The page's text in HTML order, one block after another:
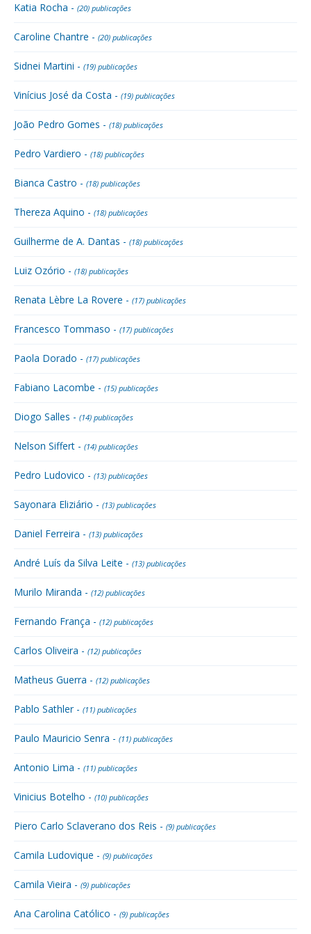
Katia Rocha - (20) publicações
Caroline Chantre - (20) publicações
Sidnei Martini - (19) publicações
Vinícius José da Costa - (19) publicações
João Pedro Gomes - (18) publicações
Pedro Vardiero - (18) publicações
Bianca Castro - (18) publicações
Thereza Aquino - (18) publicações
Guilherme de A. Dantas - (18) publicações
Luiz Ozório - (18) publicações
Renata Lèbre La Rovere - (17) publicações
Francesco Tommaso - (17) publicações
Paola Dorado - (17) publicações
Fabiano Lacombe - (15) publicações
Diogo Salles - (14) publicações
Nelson Siffert - (14) publicações
Pedro Ludovico - (13) publicações
Sayonara Eliziário - (13) publicações
Daniel Ferreira - (13) publicações
André Luís da Silva Leite - (13) publicações
Murilo Miranda - (12) publicações
Fernando França - (12) publicações
Carlos Oliveira - (12) publicações
Matheus Guerra - (12) publicações
Pablo Sathler - (11) publicações
Paulo Mauricio Senra - (11) publicações
Antonio Lima - (11) publicações
Vinicius Botelho - (10) publicações
Piero Carlo Sclaverano dos Reis - (9) publicações
Camila Ludovique - (9) publicações
Camila Vieira - (9) publicações
Ana Carolina Católico - (9) publicações